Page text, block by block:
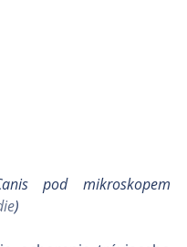
pod mikroskopem
)